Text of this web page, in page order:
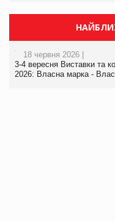
18 червня 2026 |
3-4 вересня Виставки та
2026: Власна марка -